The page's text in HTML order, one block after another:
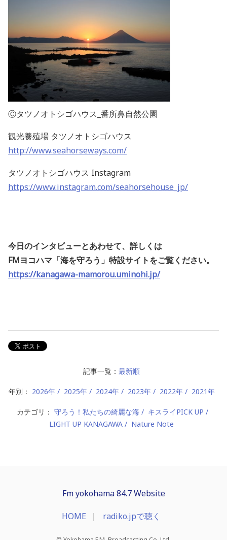
Ⓒタツノオトシゴハウス_番所鼻自然公園
観光養殖場 タツノオトシゴハウス
http://www.seahorseways.com/
タツノオトシゴハウス Instagram
https://www.instagram.com/seahorsehouse_jp/
今日のインタビューとあわせて、詳しくは
FMヨコハマ「海を守ろう」特設サイトをご覧ください。
https://kanagawa-mamorou.uminohi.jp/
記事一覧： 最新順
年別： 2026年 2025年 2024年 2023年 2022年 2021年
カテゴリ： 守ろう！私たちの綺麗な海
キスライPICK UP
LIGHT UP KANAGAWA
Nature Note
Fm yokohama 84.7 Website
HOME radiko.jpで聴く